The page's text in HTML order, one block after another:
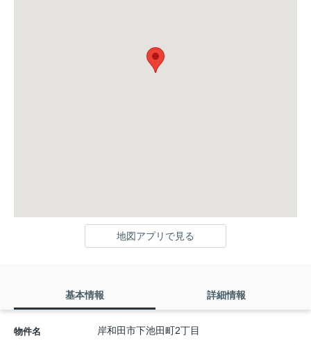
地図アプリで見る
基本情報 詳細情報
物件名 岸和田市下池田町2丁目